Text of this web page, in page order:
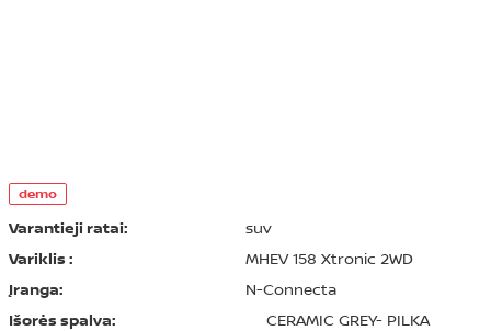
demo
Varantieji ratai:
suv
Variklis :
MHEV 158 Xtronic 2WD
Įranga:
N-Connecta
Išorės spalva:
CERAMIC GREY- PILKA